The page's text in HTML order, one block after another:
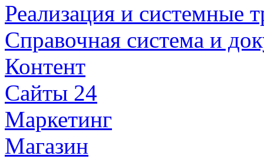
Реализация и системные
Справочная система и
Контент
Сайты 24
Маркетинг
Магазин